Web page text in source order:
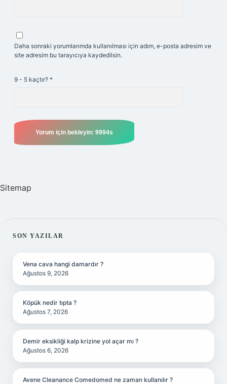
Daha sonraki yorumlarımda kullanılması için adım, e-posta adresim ve
site adresim bu tarayıcıya kaydedilsin.
9 - 5 kaçtır? *
Sitemap
SIDEBAR
SON YAZILAR
Vena cava hangi damardır ?
Ağustos 9, 2026
Köpük nedir tıpta ?
Ağustos 7, 2026
Demir eksikliği kalp krizine yol açar mı ?
Ağustos 6, 2026
Avene Cleanance Comedomed ne zaman kullanılır ?